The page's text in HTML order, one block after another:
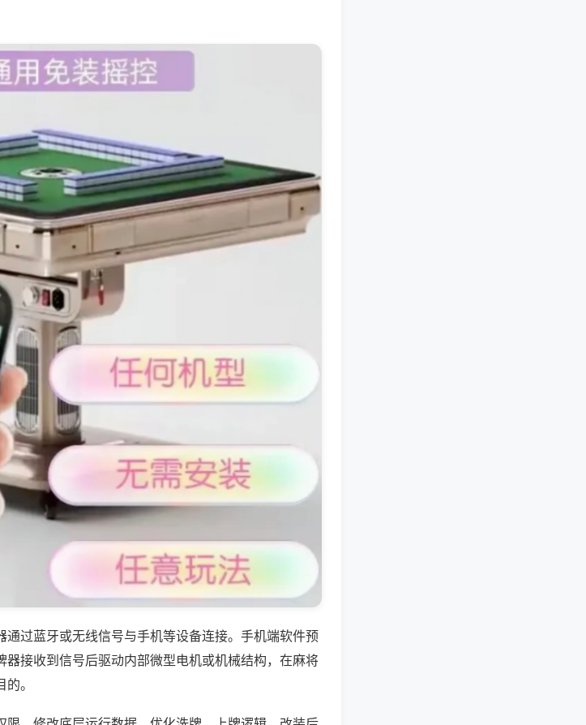
过蓝牙或无线信号与手机等设备连接。手机端软件预
接收到信号后驱动内部微型电机或机械结构，在麻将
。